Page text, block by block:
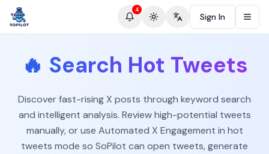
4
Toggle theme
Change language
Sign In
🔥 Search Hot Tweets
Discover fast-rising X posts through keyword search
and intelligent analysis. Review high-potential tweets
manually, or use Automated X Engagement in hot
tweets mode so SoPilot can open tweets, generate